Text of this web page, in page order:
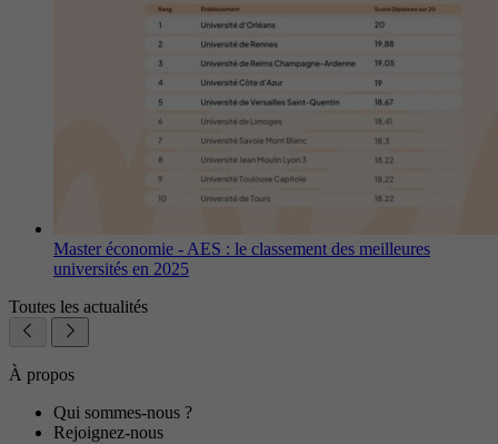
Master économie - AES : le classement des meilleures
universités en 2025
Toutes les actualités
À propos
Qui sommes-nous ?
Rejoignez-nous